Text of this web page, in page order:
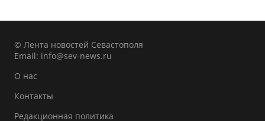
© Лента новостей Севастополя
Email: info@sev-news.ru
О нас
Контакты
Редакционная политика